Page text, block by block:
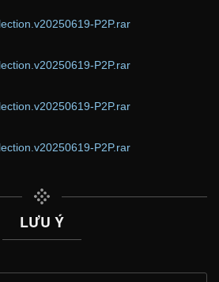
P2P.rar
P2P.rar
P2P.rar
P2P.rar
LƯU Ý